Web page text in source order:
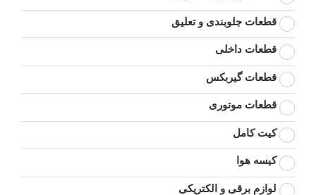
قطعات جلوبندی و تعلیق
قطعات داخلی
قطعات گیربکس
قطعات موتوری
کیت کامل
کیسه هوا
لوازم برقی و الکتریکی